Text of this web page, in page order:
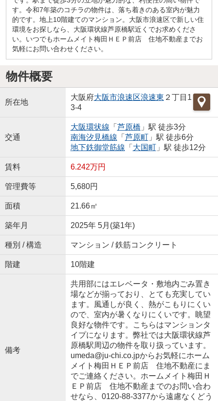
す。令和7年築のコチラの物件は、落ち着きのある室内が魅力
的です。地上10階建てのマンション。大阪市浪速区で新しい住
環境をお探しなら、大阪環状線芦原橋駅近くでお求めくださ
い。いつでもホームメイト梅田ＨＥＰ前店 住地不動産までお
気軽にお問い合わせください。
物件概要
所在地
大阪府大阪市浪速区浪速東 ２丁目1
3-4
交通
大阪環状線 「 芦原橋 」駅 徒歩3分
南海汐見橋線 「 芦原町」駅 徒歩6分
地下鉄御堂筋線 「 大国町」駅 徒歩12分
賃料 6.242万円
管理費等 5,680円
面積 21.66㎡
築年月 2025年 5月(築1年)
種別 / 構造 マンション / 鉄筋コンクリート
階建 10階建
備考
共用部にはエレベータ・敷地内ごみ置き
場などが揃っており、とても充実してい
ます。風通しが良く、熱がこもりにくい
ので、室内が暑くなりにくいです。眺望
良好な物件です。こちらはマンションタ
イプになります。弊社では大阪環状線芦
原橋駅周辺の物件を取り扱っています。
umeda@ju-chi.co.jpからお気軽にホーム
メイト梅田ＨＥＰ前店 住地不動産にま
でご連絡ください。ホームメイト梅田Ｈ
ＥＰ前店 住地不動産までのお問い合わ
せなら、0120-88-3377から遠慮なくどう